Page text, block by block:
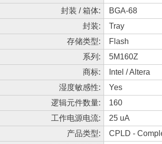
封装 / 箱体:
BGA-68
封装:
Tray
存储类型:
Flash
系列:
5M160Z
商标:
Intel / Altera
湿度敏感性:
Yes
逻辑元件数量:
160
工作电源电流:
25 uA
产品类型:
CPLD -